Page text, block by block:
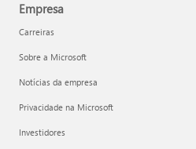
Empresa
Carreiras
Sobre a Microsoft
Notícias da empresa
Privacidade na Microsoft
Investidores